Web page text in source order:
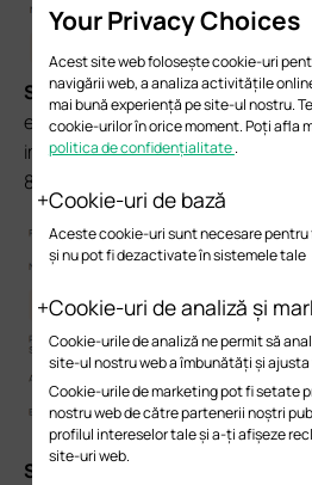
Step 4. (Optional)WithFast
enableAI Roamingto facilitate
improves roaming experience of
802.11k/v.
S tep 5. Remember to click
Your Privacy Choices
Acest site web folosește cookie-uri
navigării web, a analiza activitățile
mai bună experiență pe site-ul nostru.
cookie-urilor în orice moment. Poți afla
politica de confidențialitate.
Cookie-uri de bază
Aceste cookie-uri sunt necesare
și nu pot fi dezactivate în sistemele tale
Cookie-uri de analiză și
Cookie-urile de analiză ne permit să
site-ul nostru web a îmbunătăți și
Cookie-urile de marketing pot fi setate
nostru web de către partenerii noștri
profilul intereselor tale și a-ți afișeze
site-uri web.